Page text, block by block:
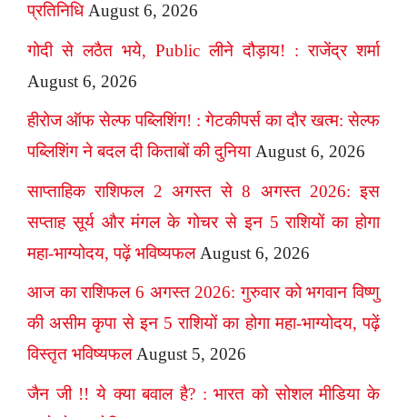
प्रतिनिधि August 6, 2026
गोदी से लठैत भये, Public लीने दौड़ाय! : राजेंद्र शर्मा
August 6, 2026
हीरोज ऑफ सेल्फ पब्लिशिंग! : गेटकीपर्स का दौर खत्म: सेल्फ
पब्लिशिंग ने बदल दी किताबों की दुनिया August 6, 2026
साप्ताहिक राशिफल 2 अगस्त से 8 अगस्त 2026: इस
सप्ताह सूर्य और मंगल के गोचर से इन 5 राशियों का होगा
महा-भाग्योदय, पढ़ें भविष्यफल August 6, 2026
आज का राशिफल 6 अगस्त 2026: गुरुवार को भगवान विष्णु
की असीम कृपा से इन 5 राशियों का होगा महा-भाग्योदय, पढ़ें
विस्तृत भविष्यफल August 5, 2026
जैन जी !! ये क्या बवाल है? : भारत को सोशल मीडिया के